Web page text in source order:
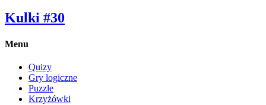
Kulki #30
Menu
Quizy
Gry logiczne
Puzzle
Krzyżówki